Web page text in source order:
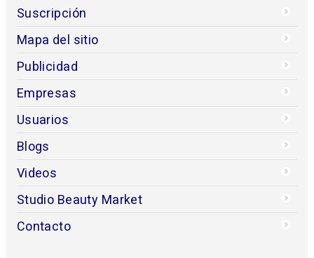
Suscripción
Mapa del sitio
Publicidad
Empresas
Usuarios
Blogs
Videos
Studio Beauty Market
Contacto